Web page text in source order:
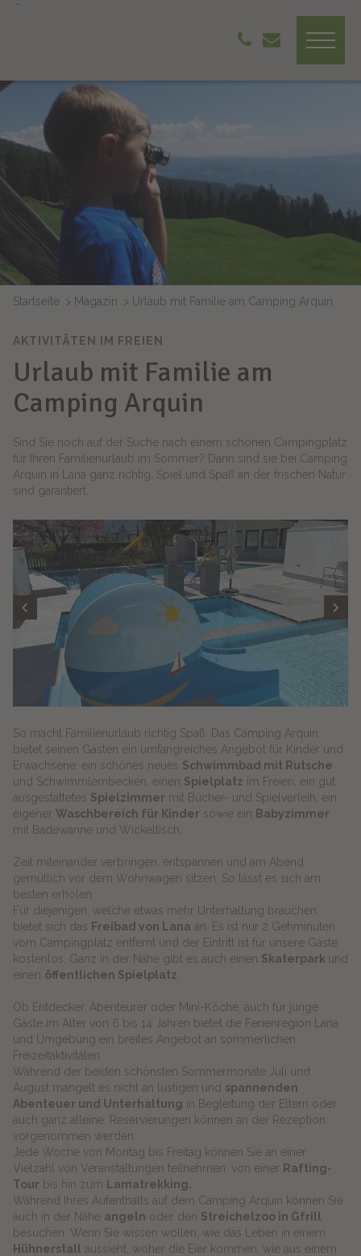
Startseite Magazin Urlaub mit Familie am Camping Arquin
AKTIVITÄTEN IM FREIEN
Urlaub mit Familie am
Camping Arquin
Sind Sie noch auf der Suche nach einem schönen Campingplatz
für Ihren Familienurlaub im Sommer? Dann sind sie bei Camping
Arquin in Lana ganz richtig. Spiel und Spaß an der frischen Natur
sind garantiert.
So macht Familienurlaub richtig Spaß. Das Camping Arquin
bietet seinen Gästen ein umfangreiches Angebot für Kinder und
Erwachsene: ein schönes neues Schwimmbad mit Rutsche
und Schwimmlernbecken, einen Spielplatz im Freien, ein gut
ausgestattetes Spielzimmer mit Bücher- und Spielverleih, ein
eigener Waschbereich für Kinder sowie ein Babyzimmer
mit Badewanne und Wickeltisch.
Zeit miteinander verbringen, entspannen und am Abend
gemütlich vor dem Wohnwagen sitzen. So lässt es sich am
besten erholen.
Für diejenigen, welche etwas mehr Unterhaltung brauchen,
bietet sich das Freibad von Lana an. Es ist nur 2 Gehminuten
vom Campingplatz entfernt und der Eintritt ist für unsere Gäste
kostenlos. Ganz in der Nähe gibt es auch einen Skaterpark und
einen öffentlichen Spielplatz
Ob Entdecker, Abenteurer oder Mini-Köche, auch für junge
Gäste im Alter von 6 bis 14 Jahren bietet die Ferienregion Lana
und Umgebung ein breites Angebot an sommerlichen
Freizeitaktivitäten.
Während der beiden schönsten Sommermonate Juli und
August mangelt es nicht an lustigen und spannenden
Abenteuer und Unterhaltung in Begleitung der Eltern oder
auch ganz alleine. Reservierungen können an der Rezeption
vorgenommen werden.
Jede Woche von Montag bis Freitag können Sie an einer
Vielzahl von Veranstaltungen teilnehmen: von einer Rafting-
Tour bis hin zum Lamatrekking.
Während Ihres Aufenthalts auf dem Camping Arquin können Sie
auch in der Nähe angeln oder den Streichelzoo in Gfrill
besuchen. Wenn Sie wissen wollen, wie das Leben in einem
Hühnerstall aussieht, woher die Eier kommen, wie aus einem